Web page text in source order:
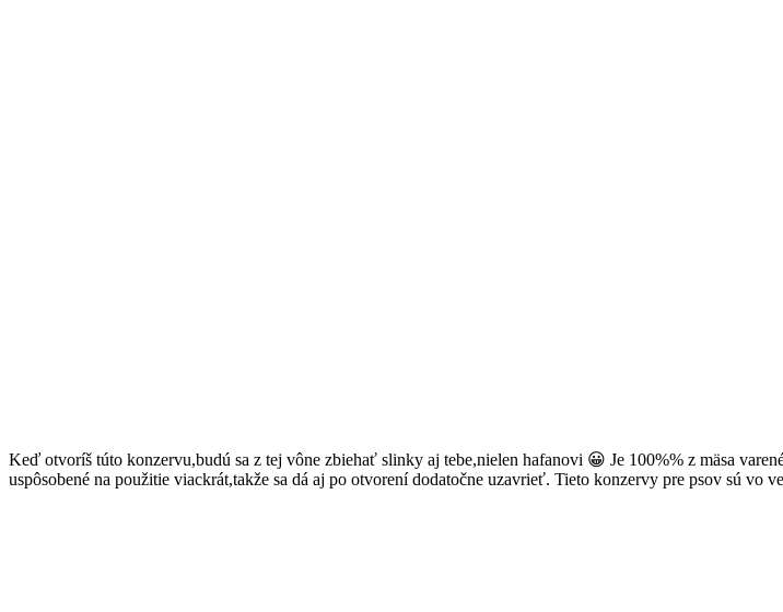
Keď otvoríš túto konzervu,budú sa z tej vône zbiehať slinky aj tebe,nielen hafanovi 😀 Je 100%% z mäsa
uspôsobené na použitie viackrát,takže sa dá aj po otvorení dodatočne uzavrieť. Tieto konzervy pre psov sú